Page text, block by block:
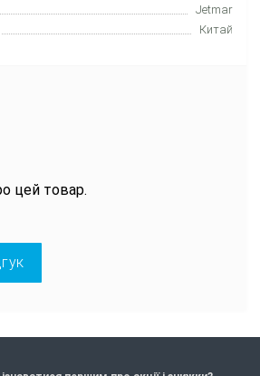
Jetmar
Китай
цей товар.